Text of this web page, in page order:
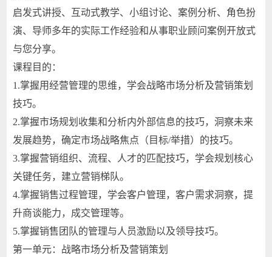
启发式讲授、互动式教学、小组讨论、案例分析、角色扮
演、导师多年的实际工作经验和从事职业顾问案例开放式
与您分享。
课程目的：
1.掌握用经营管理的思维，学会战略市场分析及营销策划
技巧。
2.掌握市场规划收集和分析内外部信息的技巧，洞察未来
发展趋势，确定市场战略焦点（目标/举措）的技巧。
3.掌握营销组织、流程、人才的匹配技巧，学会规划核心
关键任务，建立营销梯队。
4.掌握销售过程管理，学会客户管理，客户需求洞察，提
升商谈能力，成交管理等。
5.掌握销售团队的管理与人员激励以及领导技巧。
第一单元：战略市场分析及营销策划